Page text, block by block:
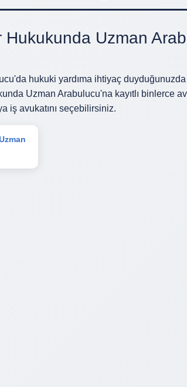
Hukukunda Uzman
hukuki yardıma ihtiyaç
Uzman Arabulucu'na kayıtlı binlerce
iş avukatını seçebilirsiniz.